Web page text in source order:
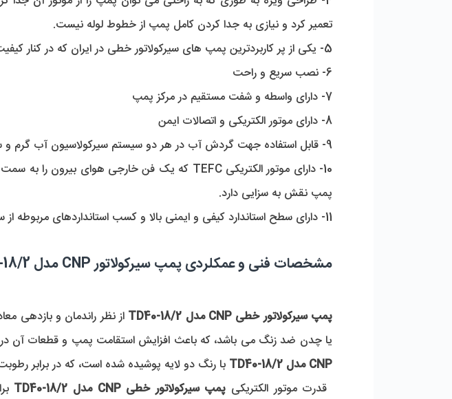
تعمیر کرد و نیازی به جدا کردن کامل پمپ از خطوط لوله نیست.
5- یکی از پر کاربردترین پمپ های سیرکولاتور خطی در ایران که در کنار کیفیت، قیمت مناسبی نیز دارد.
6- نصب سریع و راحت
7- دارای واسطه و شفت مستقیم در مرکز پمپ
8- دارای موتور الکتریکی و اتصالات ایمن
9- قابل استفاده جهت گردش آب در هر دو سیستم سیرکولاسیون آب گرم و سرد
پمپ نقش به سزایی دارد.
11- دارای سطح استاندارد کیفی و ایمنی بالا و کسب استانداردهای مربوطه از سازمان های اروپایی و آمریکایی
مشخصات فنی و عمکلردی پمپ سیرکولاتور CNP مدل TD40-18/2
پمپ سیرکولاتور خطی CNP مدل TD40-18/2
یا چدن ضد زنگ می باشد، که باعث افزایش استقامت پمپ و قطعات آن در
CNP مدل TD40-18/2
با رنگ دو لایه پوشیده شده است، که در برابر
قدرت موتور الکتریکی پمپ سیرکولاتور خطی CNP مدل TD40-18/2 برابر با 2.2